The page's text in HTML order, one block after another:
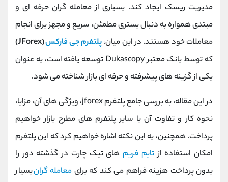
مدیریت ریسک ایجاد کند. بسیاری از معامله‌ گران حرفه‌ ای و
مبتدی همواره به‌ دنبال بستری مطمئن، سریع و مجهز برای انجام
معاملات خود هستند. در این میان،پلتفرم جی فارکس(JForex)
که توسط بانک معتبر Dukascopy توسعه یافته است، به‌ عنوان
یکی از گزینه‌ های پیشرفته و حرفه‌ ای بازار شناخته می‌ شود.
در این مقاله، به بررسی جامع پلتفرم jforex، ویژگی‌ های آن، مزایا،
نحوه کار و تفاوت آن با سایر پلتفرم‌ های مطرح بازار خواهیم
پرداخت. همچنین، به این نکته اشاره خواهیم کرد که این پلتفرم
امکان استفاده ازتایم‌ فریم‌ های تیک چارت در گذشته دور را
بدون پرداخت هزینه فراهم می‌ کند که برای معامله گرانبسیار
اینستاگرام @alireza.mehrabii
کانال تلگرام @alirezamehrabi_com
@alirezamehrabi_official